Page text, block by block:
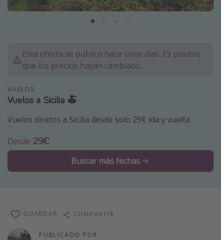
Marruecos
Tailandia
Albania
Inspiración para viajes
Camping
Glamping
Viajes en tren
Viajes en familia
Vacaciones de Playa
Esta oferta se publicó hace unos días. Es posible
que los precios hayan cambiado.
VUELOS
Vuelos a Sicilia 🍝
Vuelos diretos a Sicilia desde solo 29€ ida y vuelta
Desde 29€
Buscar más fechas
PUBLICADO POR
GUARDAR COMPARTIR